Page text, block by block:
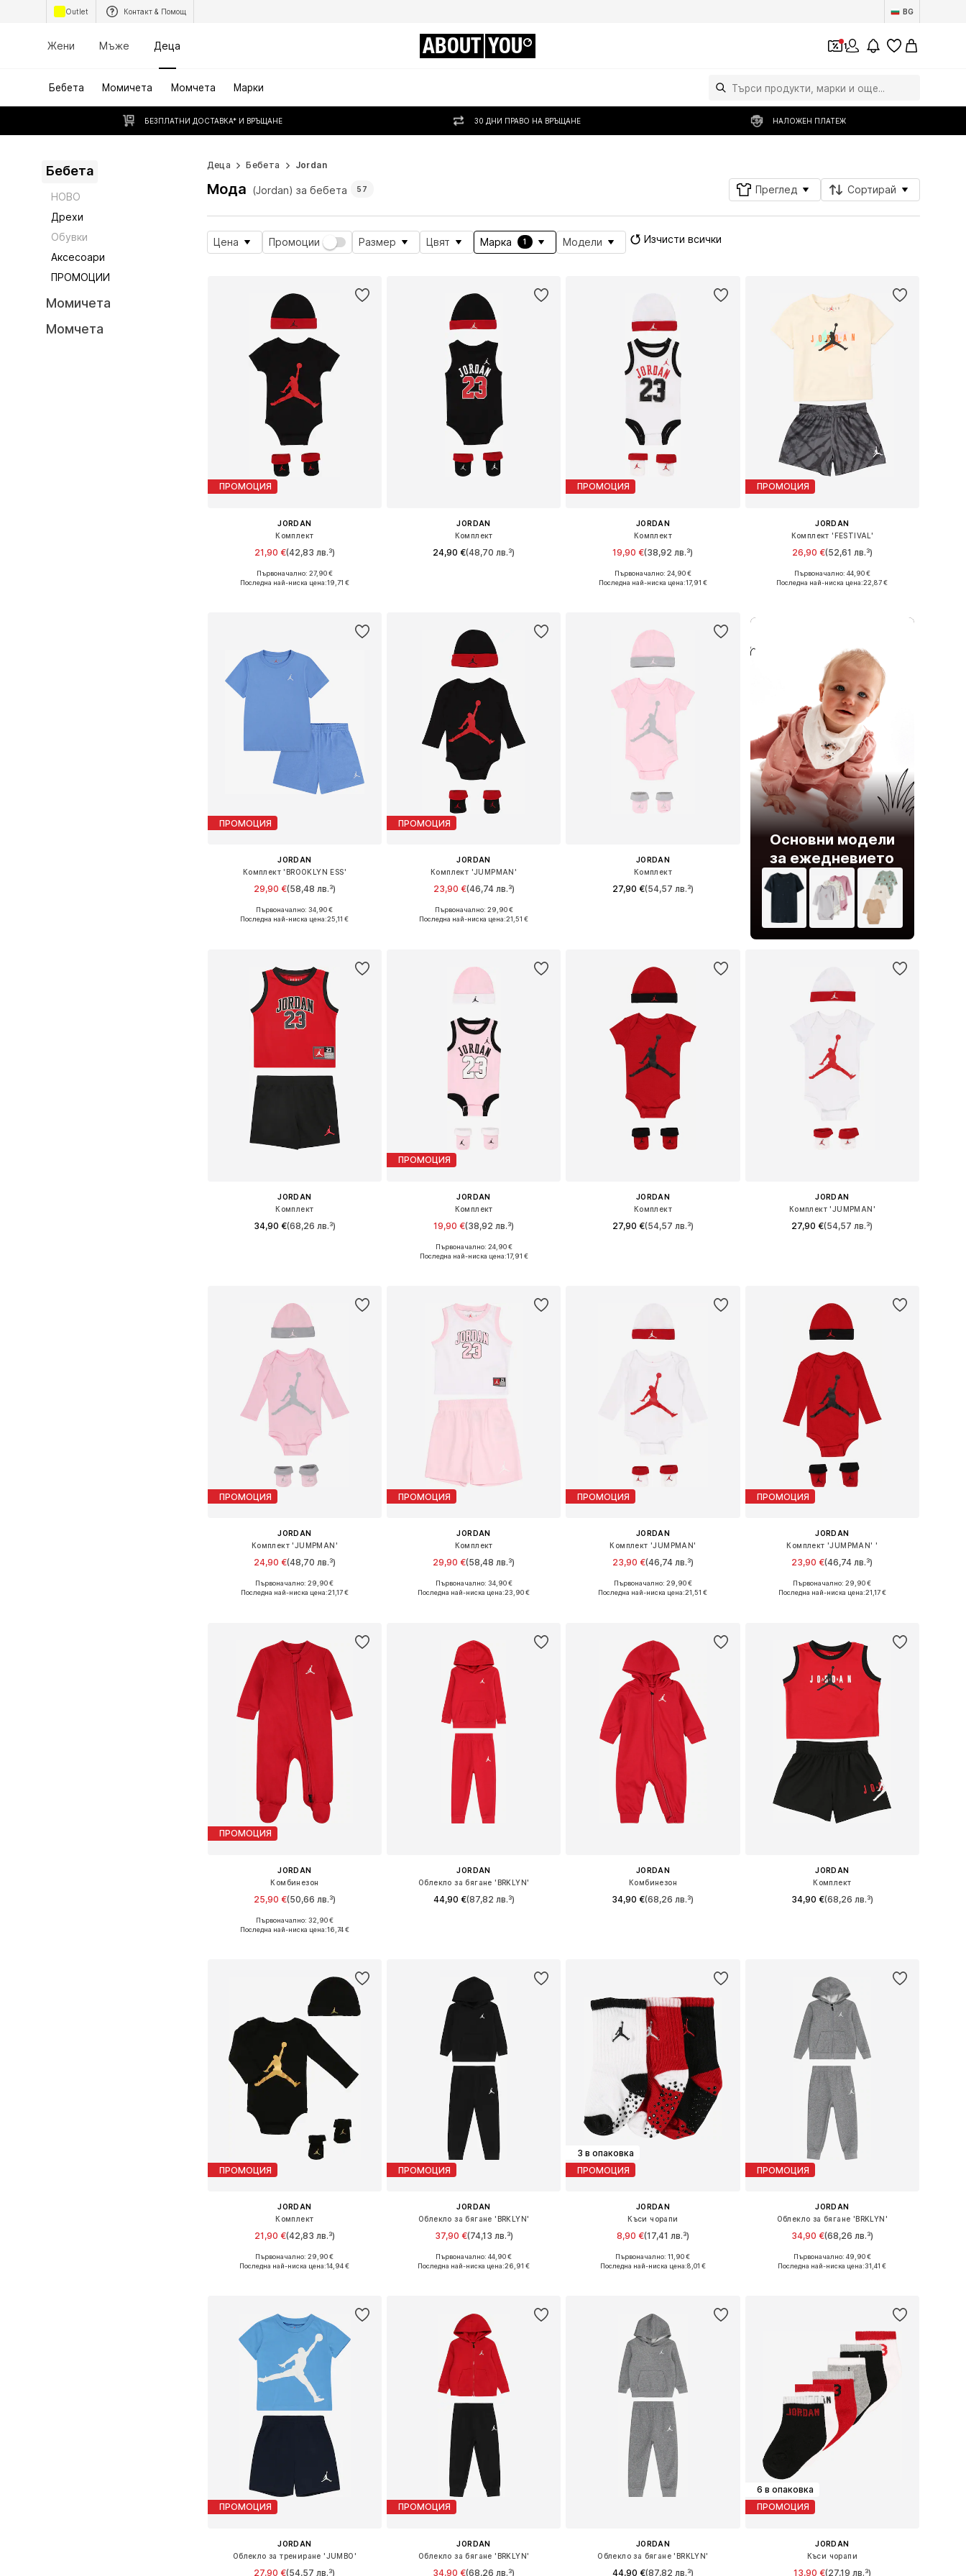
Outlet Контакт & Помощ BG
Жени Мъже Деца ABOUT YOU 1
Бебета Момичета Момчета Марки
БЕЗПЛАТНИ ДОСТАВКА* И ВРЪЩАНЕ 30 ДНИ ПРАВО НА ВРЪЩАНЕ НАЛОЖЕН ПЛАТЕЖ
Бебета
НОВО
Дрехи
Обувки
Аксесоари
ПРОМОЦИИ
Момичета
Момчета
Деца Бебета Jordan
Мода (Jordan) за бебета 57 Преглед Сортирай
Цена Промоции Размер Цвят Марка 1 Модели Изчисти всички
ПРОМОЦИЯ
JORDAN
Комплект
21,90 €(42,83 лв.³)
Налични размери: 44-68, 68-80
Първоначално: 27,90 €
Последна най-ниска цена:19,71 €
JORDAN
Комплект
24,90 €(48,70 лв.³)
ПРОМОЦИЯ
JORDAN
Комплект
19,90 €(38,92 лв.³)
Налични размери: 44-68, 68-80
Първоначално: 24,90 €
Последна най-ниска цена:17,91 €
ПРОМОЦИЯ
JORDAN
Комплект 'FESTIVAL'
26,90 €(52,61 лв.³)
Налични размери: 74-80, 80-86, 86-92
Първоначално: 44,90 €
Последна най-ниска цена:22,87 €
ПРОМОЦИЯ
JORDAN
Комплект 'BROOKLYN ESS'
29,90 €(58,48 лв.³)
Налични размери: 74-80, 86-92
Първоначално: 34,90 €
Последна най-ниска цена:25,11 €
ПРОМОЦИЯ
JORDAN
Комплект 'JUMPMAN'
23,90 €(46,74 лв.³)
Налични размери: 44-68, 68-80
Първоначално: 29,90 €
Последна най-ниска цена:21,51 €
JORDAN
Комплект
27,90 €(54,57 лв.³)
Основни модели
за ежедневието
JORDAN
Комплект
34,90 €(68,26 лв.³)
ПРОМОЦИЯ
JORDAN
Комплект
19,90 €(38,92 лв.³)
Налични размери: 44-68, 68-80
Първоначално: 24,90 €
Последна най-ниска цена:17,91 €
JORDAN
Комплект
27,90 €(54,57 лв.³)
JORDAN
Комплект 'JUMPMAN'
27,90 €(54,57 лв.³)
ПРОМОЦИЯ
JORDAN
Комплект 'JUMPMAN'
24,90 €(48,70 лв.³)
Налични размери: 44-68, 68-80
Първоначално: 29,90 €
Последна най-ниска цена:21,17 €
ПРОМОЦИЯ
JORDAN
Комплект
29,90 €(58,48 лв.³)
Налични размери: 74-80, 80-86, 86-92
Първоначално: 34,90 €
Последна най-ниска цена:23,90 €
ПРОМОЦИЯ
JORDAN
Комплект 'JUMPMAN'
23,90 €(46,74 лв.³)
Налични размери: 44-68, 68-80
Първоначално: 29,90 €
Последна най-ниска цена:21,51 €
ПРОМОЦИЯ
JORDAN
Комплект 'JUMPMAN' '
23,90 €(46,74 лв.³)
Налични размери: 44-68, 68-80
Първоначално: 29,90 €
Последна най-ниска цена:21,17 €
ПРОМОЦИЯ
JORDAN
Комбинезон
25,90 €(50,66 лв.³)
Налични размери: 68-74
Първоначално: 32,90 €
Последна най-ниска цена:16,74 €
JORDAN
Облекло за бягане 'BRKLYN'
44,90 €(87,82 лв.³)
JORDAN
Комбинезон
34,90 €(68,26 лв.³)
JORDAN
Комплект
34,90 €(68,26 лв.³)
ПРОМОЦИЯ
JORDAN
Комплект
21,90 €(42,83 лв.³)
Налични размери: 68-80
Първоначално: 29,90 €
Последна най-ниска цена:14,94 €
ПРОМОЦИЯ
JORDAN
Облекло за бягане 'BRKLYN'
37,90 €(74,13 лв.³)
Налични размери: 74-80, 80-86, 86-92
Първоначално: 44,90 €
Последна най-ниска цена:26,91 €
3 в опаковка
ПРОМОЦИЯ
JORDAN
Къси чорапи
8,90 €(17,41 лв.³)
Налични размери: 18, 19-22
Първоначално: 11,90 €
Последна най-ниска цена:8,01 €
ПРОМОЦИЯ
JORDAN
Облекло за бягане 'BRKLYN'
34,90 €(68,26 лв.³)
Налични размери: 74-80, 80-86, 86-92
Първоначално: 49,90 €
Последна най-ниска цена:31,41 €
ПРОМОЦИЯ
JORDAN
Облекло за трениране 'JUMBO'
27,90 €(54,57 лв.³)
ПРОМОЦИЯ
JORDAN
Облекло за бягане 'BRKLYN'
34,90 €(68,26 лв.³)
JORDAN
Облекло за бягане 'BRKLYN'
44,90 €(87,82 лв.³)
6 в опаковка
ПРОМОЦИЯ
JORDAN
Къси чорапи
13,90 €(27,19 лв.³)